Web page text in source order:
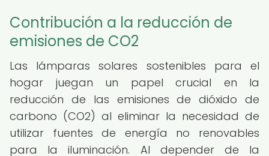
Contribución a la reducción de
emisiones de CO2
Las lámparas solares sostenibles para el
hogar juegan un papel crucial en la
reducción de las emisiones de dióxido de
carbono (CO2) al eliminar la necesidad de
utilizar fuentes de energía no renovables
para la iluminación. Al depender de la